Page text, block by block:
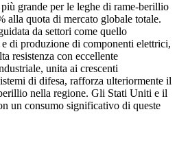
grande per le leghe di rame-berillio
alla quota di mercato globale totale.
da settori come quello
di produzione di componenti elettrici,
resistenza con eccellente
unita ai crescenti
di difesa, rafforza ulteriormente il
nella regione. Gli Stati Uniti e il
un consumo significativo di queste